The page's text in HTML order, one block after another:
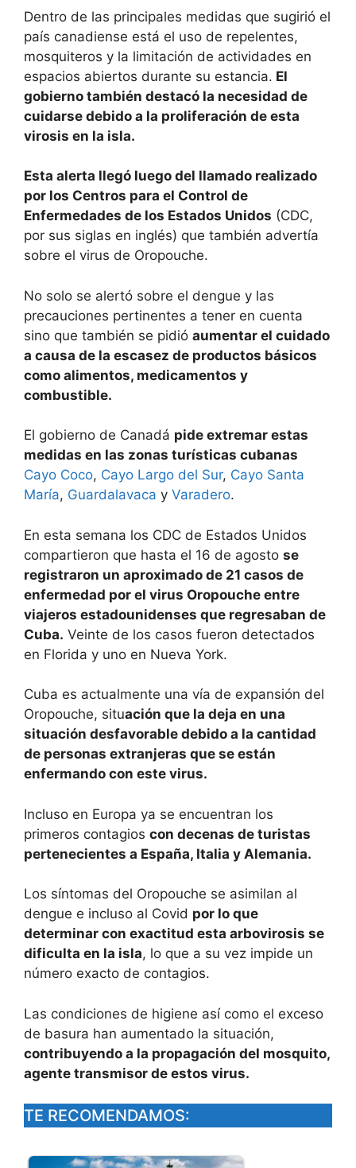
Dentro de las principales medidas que sugirió el
país canadiense está el uso de repelentes,
mosquiteros y la limitación de actividades en
espacios abiertos durante su estancia. El
gobierno también destacó la necesidad de
cuidarse debido a la proliferación de esta
virosis en la isla.
Esta alerta llegó luego del llamado realizado
por los Centros para el Control de
Enfermedades de los Estados Unidos (CDC,
por sus siglas en inglés) que también advertía
sobre el virus de Oropouche.
No solo se alertó sobre el dengue y las
precauciones pertinentes a tener en cuenta
sino que también se pidió aumentar el cuidado
a causa de la escasez de productos básicos
como alimentos, medicamentos y
combustible.
El gobierno de Canadá pide extremar estas
medidas en las zonas turísticas cubanas
Cayo Coco, Cayo Largo del Sur, Cayo Santa
María, Guardalavaca y Varadero.
En esta semana los CDC de Estados Unidos
compartieron que hasta el 16 de agosto se
registraron un aproximado de 21 casos de
enfermedad por el virus Oropouche entre
viajeros estadounidenses que regresaban de
Cuba. Veinte de los casos fueron detectados
en Florida y uno en Nueva York.
Cuba es actualmente una vía de expansión del
Oropouche, situación que la deja en una
situación desfavorable debido a la cantidad
de personas extranjeras que se están
enfermando con este virus.
Incluso en Europa ya se encuentran los
primeros contagios con decenas de turistas
pertenecientes a España, Italia y Alemania.
Los síntomas del Oropouche se asimilan al
dengue e incluso al Covid por lo que
determinar con exactitud esta arbovirosis se
dificulta en la isla, lo que a su vez impide un
número exacto de contagios.
Las condiciones de higiene así como el exceso
de basura han aumentado la situación,
contribuyendo a la propagación del mosquito,
agente transmisor de estos virus​.
TE RECOMENDAMOS: